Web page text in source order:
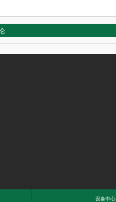
设备中心